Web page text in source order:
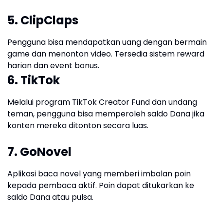
5. ClipClaps
Pengguna bisa mendapatkan uang dengan bermain
game dan menonton video. Tersedia sistem reward
harian dan event bonus.
6. TikTok
Melalui program TikTok Creator Fund dan undang
teman, pengguna bisa memperoleh saldo Dana jika
konten mereka ditonton secara luas.
7. GoNovel
Aplikasi baca novel yang memberi imbalan poin
kepada pembaca aktif. Poin dapat ditukarkan ke
saldo Dana atau pulsa.